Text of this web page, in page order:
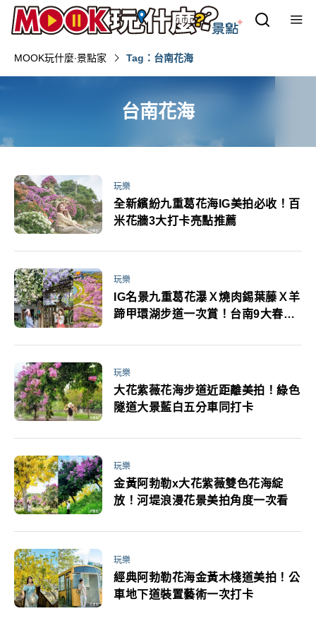
MOOK玩什麼‧景點家 Tag：台南花海
台南花海
玩樂
全新繽紛九重葛花海IG美拍必收！百
米花牆3大打卡亮點推薦
玩樂
IG名景九重葛花瀑Ｘ燒肉錫葉藤Ｘ羊
蹄甲環湖步道一次賞！台南9大春日
玩樂
大花紫薇花海步道近距離美拍！綠色
隧道大景藍白五分車同打卡
玩樂
金黃阿勃勒x大花紫薇雙色花海綻
放！河堤浪漫花景美拍角度一次看
玩樂
經典阿勃勒花海金黃木棧道美拍！公
車地下道裝置藝術一次打卡